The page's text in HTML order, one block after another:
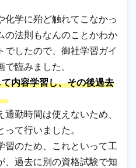
化学に殆ど触れてこなかっ
の法則もなんのことかわか
でしたので、御社学習ガイ
で臨みました。
内容学習し、その後過去
勤時間は使えないため、
て行いました。
習のため、これといって工
、過去に別の資格試験で知